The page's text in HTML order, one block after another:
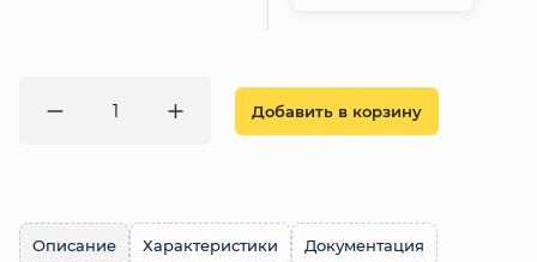
Добавить в корзину
Описание Характеристики Документация